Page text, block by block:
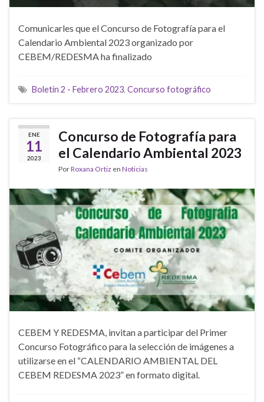
Comunicarles que el Concurso de Fotografía para el
Calendario Ambiental 2023 organizado por
CEBEM/REDESMA ha finalizado
Boletín 2 - Febrero 2023, Concurso fotográfico
ENE
11
2023
Concurso de Fotografía para
el Calendario Ambiental 2023
PorRoxana Ortiz en Noticias
CEBEM Y REDESMA, invitan a participar del Primer
Concurso Fotográfico para la selección de imágenes a
utilizarse en el “CALENDARIO AMBIENTAL DEL
CEBEM REDESMA 2023” en formato digital.